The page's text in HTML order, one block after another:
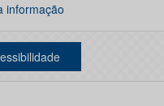
informação